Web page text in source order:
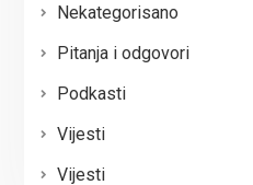
Nekategorisano
Pitanja i odgovori
Podkasti
Vijesti
Vijesti